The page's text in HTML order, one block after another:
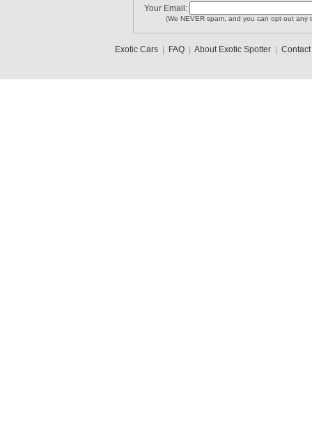
Your Email:
(We NEVER spam, and you can opt out any
Exotic Cars| FAQ| About Exotic Spotter| Contact